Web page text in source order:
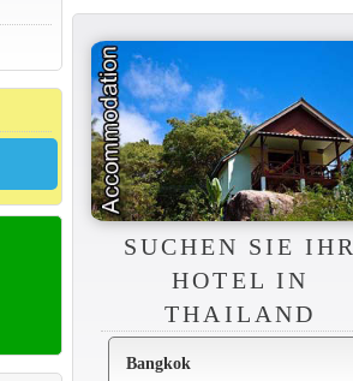
SUCHEN SIE IHR
HOTEL IN
THAILAND